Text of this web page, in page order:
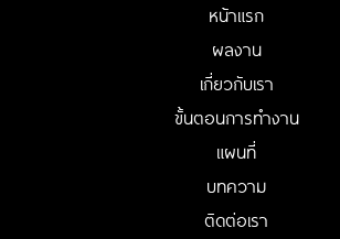
หน้าแรก
ผลงาน
เกี่ยวกับเรา
ขั้นตอนการทำงาน
แผนที่
บทความ
ติดต่อเรา